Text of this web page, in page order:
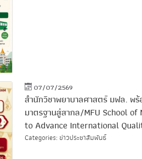
07/07/2569
สำนักวิชาพยาบาลศาสตร์ มฟล. พ
มาตรฐานสู่สากล/MFU School
to Advance International
Categories: ข่าวประชาสัมพันธ์